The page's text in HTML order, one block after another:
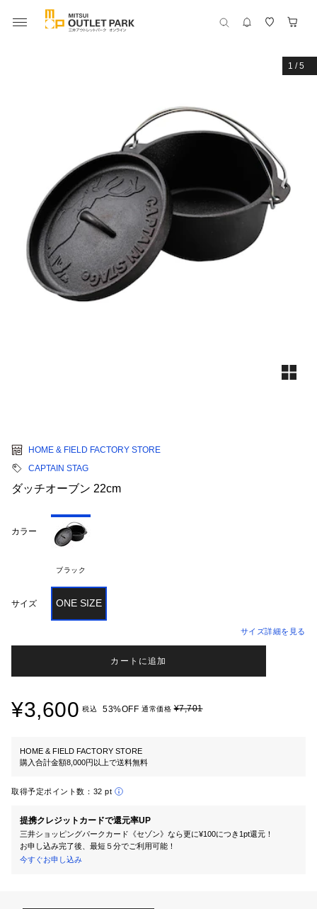
1 /5
HOME & FIELD FACTORY STORE
CAPTAIN STAG
ダッチオーブン 22cm
カラー
ブラック
サイズ ONE SIZE
サイズ詳細を見る
カートに追加
¥3,600 税込 53%OFF 通常価格¥7,701
HOME & FIELD FACTORY STORE
購入合計金額8,000円以上で送料無料
取得予定ポイント数： 32 pt
提携クレジットカードで還元率UP
三井ショッピングパークカード《セゾン》なら更に¥100につき1pt還元！
お申し込み完了後、最短５分でご利用可能！
今すぐお申し込み